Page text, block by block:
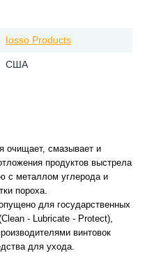
Iosso Products
США
очищает, смазывает и
продуктов выстрела
с металлом углерода и
пороха.
для государственных
- Lubricate - Protect),
винтовок
для ухода.